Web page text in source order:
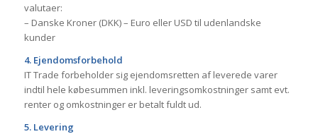
valutaer:
– Danske Kroner (DKK) – Euro eller USD til udenlandske
kunder
4. Ejendomsforbehold
IT Trade forbeholder sig ejendomsretten af leverede varer
indtil hele købesummen inkl. leveringsomkostninger samt evt.
renter og omkostninger er betalt fuldt ud.
5. Levering